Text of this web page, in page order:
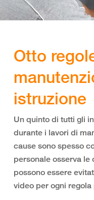
Otto
istruzione
Un quinto di tutti gli
durante i lavori di
cause sono spesso
personale osserva le
possono essere
video per ogni